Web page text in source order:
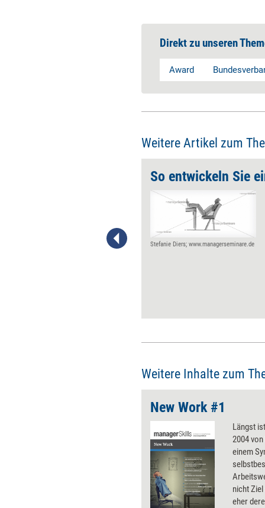
Direkt zu unseren
Award
Weitere Artikel zum
Wirtschaftswelt zu bestehen.
Stefanie Diers; www.managerseminare.de
Weitere Inhalte zum
New Work #1
Längst
2004
einem
nicht
eher